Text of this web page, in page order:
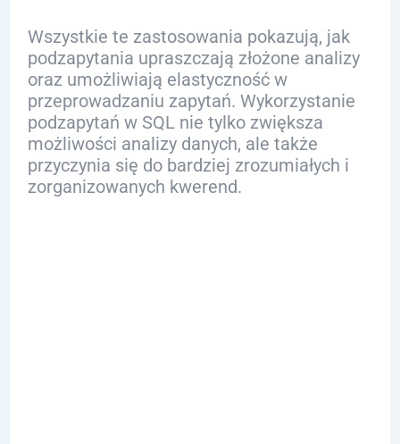
Wszystkie te zastosowania pokazują, jak
podzapytania upraszczają złożone analizy
oraz umożliwiają elastyczność w
przeprowadzaniu zapytań. Wykorzystanie
podzapytań w SQL nie tylko zwiększa
możliwości analizy danych, ale także
przyczynia się do bardziej zrozumiałych i
zorganizowanych kwerend.